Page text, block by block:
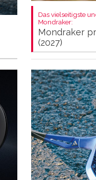
Das vielseitigste
Mondraker:
Mondraker
(2027)